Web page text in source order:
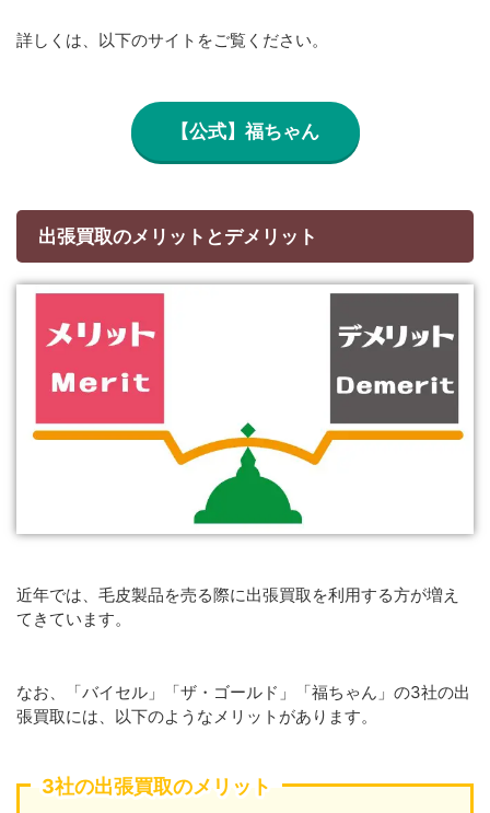
詳しくは、以下のサイトをご覧ください。
【公式】福ちゃん
出張買取のメリットとデメリット
近年では、毛皮製品を売る際に出張買取を利用する方が増え
てきています。
なお、「バイセル」「ザ・ゴールド」「福ちゃん」の3社の出
張買取には、以下のようなメリットがあります。
3社の出張買取のメリット